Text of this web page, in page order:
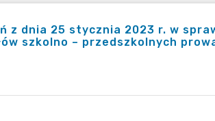
z dnia 25 stycznia 2023 r. w
szkolno – przedszkolnych